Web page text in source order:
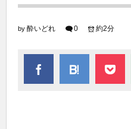
by 酔いどれ 0 約2分